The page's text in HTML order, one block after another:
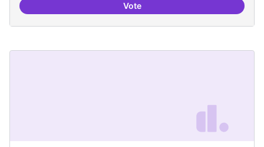
VoteIncubadora d'ILPs